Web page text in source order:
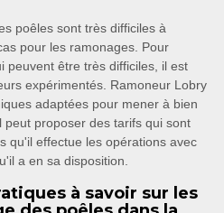
poêles sont très difficiles à
pour les ramonages. Pour
peuvent être très difficiles, il est
expérimentés. Ramoneur Lobry
adaptées pour mener à bien
peut proposer des tarifs qui sont
qu'il effectue les opérations avec
a en sa disposition.
à savoir sur les